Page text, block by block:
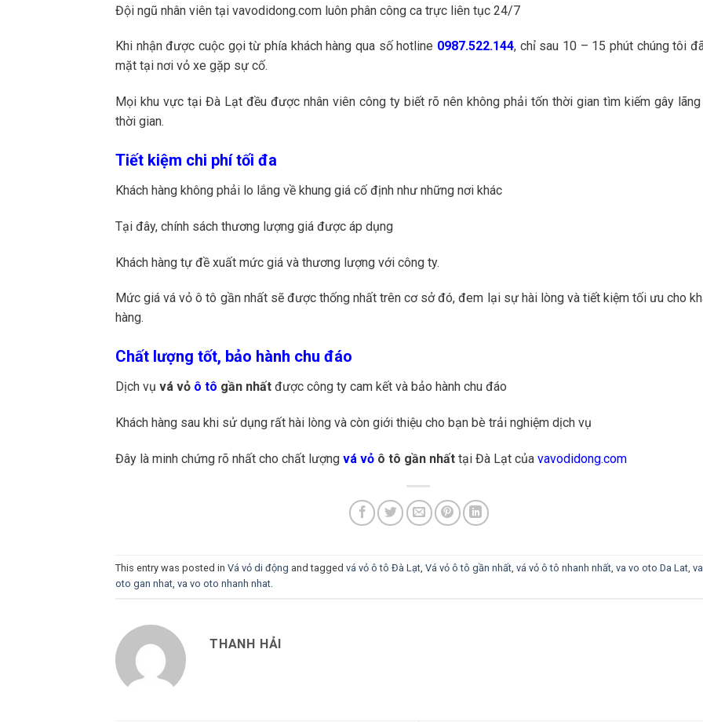
Đội ngũ nhân viên tại vavodidong.com luôn phân công ca trực liên tục 24/7
Khi nhận được cuộc gọi từ phía khách hàng qua số hotline 0987.522.144, chỉ sau 10 – 15 phút chúng tôi
mặt tại nơi vỏ xe gặp sự cố.
Mọi khu vực tại Đà Lạt đều được nhân viên công ty biết rõ nên không phải tốn thời gian tìm kiếm gây
thời gian.
Tiết kiệm chi phí tối đa
Khách hàng không phải lo lắng về khung giá cố định như những nơi khác
Tại đây, chính sách thương lượng giá được áp dụng
Khách hàng tự đề xuất mức giá và thương lượng với công ty.
Mức giá vá vỏ ô tô gần nhất sẽ được thống nhất trên cơ sở đó, đem lại sự hài lòng và tiết kiệm tối ưu cho
hàng.
Chất lượng tốt, bảo hành chu đáo
Dịch vụ vá vỏ ô tô gần nhất được công ty cam kết và bảo hành chu đáo
Khách hàng sau khi sử dụng rất hài lòng và còn giới thiệu cho bạn bè trải nghiệm dịch vụ
Đây là minh chứng rõ nhất cho chất lượng vá vỏ ô tô gần nhất tại Đà Lạt của vavodidong.com
This entry was posted in Vá vỏ di động and tagged vá vỏ ô tô Đà Lạt, Vá vỏ ô tô gần nhất, vá vỏ ô tô nhanh nhất, va vo oto Da Lat,
oto gan nhat, va vo oto nhanh nhat.
THANH HẢI